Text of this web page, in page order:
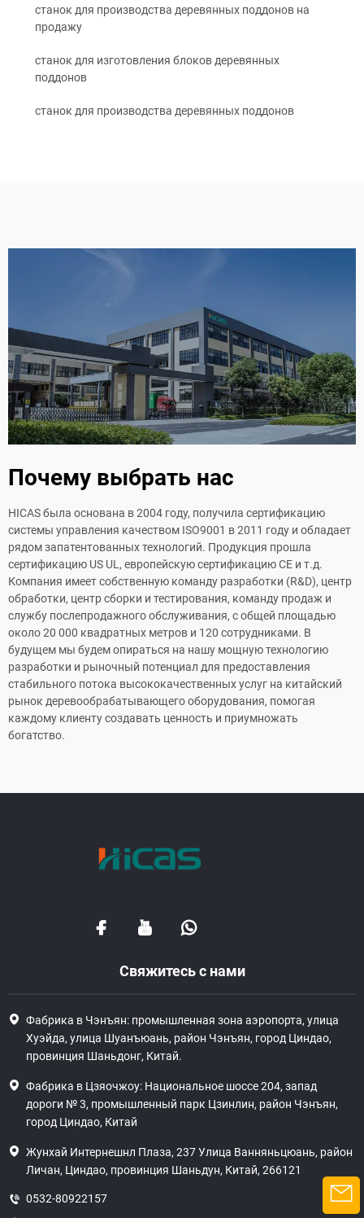
станок для производства деревянных поддонов на
продажу
станок для изготовления блоков деревянных
поддонов
станок для производства деревянных поддонов
Почему выбрать нас
HICAS была основана в 2004 году, получила сертификацию
системы управления качеством ISO9001 в 2011 году и обладает
рядом запатентованных технологий. Продукция прошла
сертификацию US UL, европейскую сертификацию CE и т.д.
Компания имеет собственную команду разработки (R&D), центр
обработки, центр сборки и тестирования, команду продаж и
службу послепродажного обслуживания, с общей площадью
около 20 000 квадратных метров и 120 сотрудниками. В
будущем мы будем опираться на нашу мощную технологию
разработки и рыночный потенциал для предоставления
стабильного потока высококачественных услуг на китайский
рынок деревообрабатывающего оборудования, помогая
каждому клиенту создавать ценность и приумножать
богатство.
Свяжитесь с нами
Фабрика в Чэнъян: промышленная зона аэропорта, улица
Хуэйда, улица Шуанъюань, район Чэнъян, город Циндао,
провинция Шаньдонг, Китай.
Фабрика в Цзяочжоу: Национальное шоссе 204, запад
дороги № 3, промышленный парк Цзинлин, район Чэнъян,
город Циндао, Китай
Жунхай Интернешнл Плаза, 237 Улица Ванняньцюань, район
Личан, Циндао, провинция Шаньдун, Китай, 266121
0532-80922157